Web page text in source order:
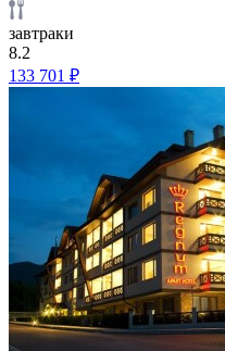
завтраки
8.2
133 701 ₽